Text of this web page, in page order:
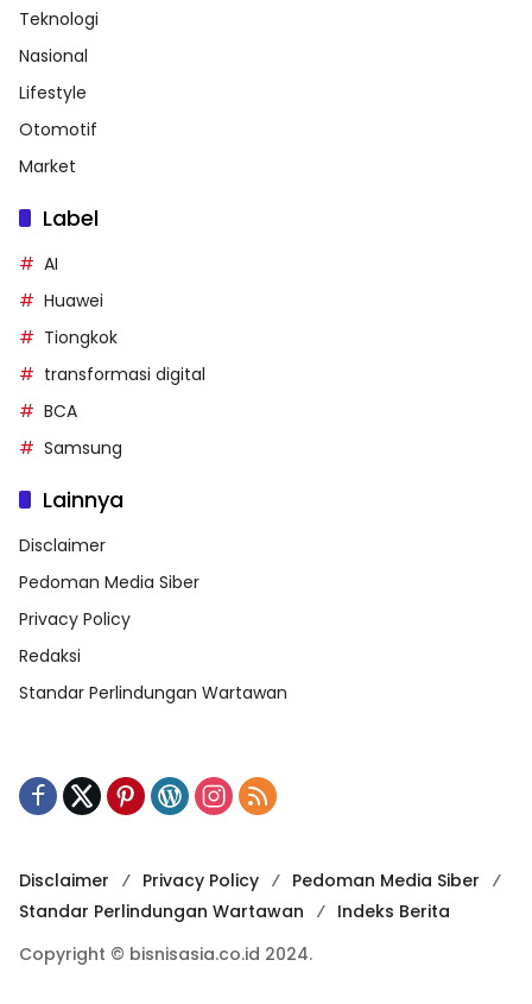
Teknologi
Nasional
Lifestyle
Otomotif
Market
Label
AI
Huawei
Tiongkok
transformasi digital
BCA
Samsung
Lainnya
Disclaimer
Pedoman Media Siber
Privacy Policy
Redaksi
Standar Perlindungan Wartawan
Disclaimer Privacy Policy
Pedoman Media Siber
Standar Perlindungan Wartawan
Indeks Berita
Copyright © bisnisasia.co.id 2024.